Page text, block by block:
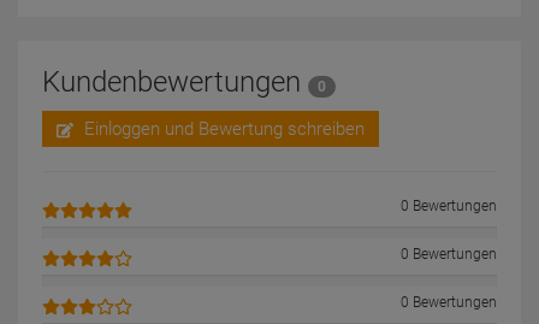
Kundenbewertungen 0
Einloggen und Bewertung schreiben
0 Bewertungen
0 Bewertungen
0 Bewertungen